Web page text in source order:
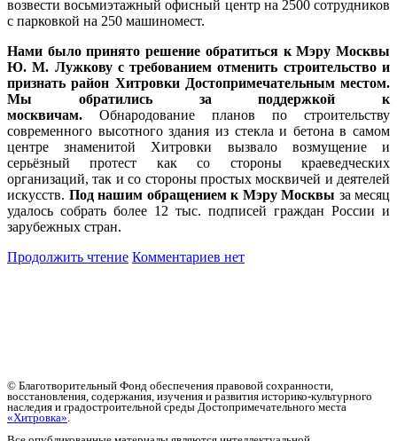
возвести восьмиэтажный офисный центр на 2500 сотрудников
с парковкой на 250 машиномест.
Нами было принято решение обратиться к Мэру Москвы
Ю. М. Лужкову с требованием отменить строительство и
признать район Хитровки Достопримечательным местом.
Мы обратились за поддержкой к
москвичам. Обнародование планов по строительству
современного высотного здания из стекла и бетона в самом
центре знаменитой Хитровки вызвало возмущение и
серьёзный протест как со стороны краеведческих
организаций, так и со стороны простых москвичей и деятелей
искусств. Под нашим обращением к Мэру Москвы за месяц
удалось собрать более 12 тыс. подписей граждан России и
зарубежных стран.
Продолжить чтение Комментариев нет
© Благотворительный Фонд обеспечения правовой сохранности,
восстановления, содержания, изучения и развития историко-культурного
наследия и градостроительной среды Достопримечательного места
«Хитровка».